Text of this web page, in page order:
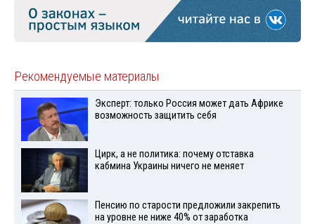
Рекомендуемые материалы
Эксперт: только Россия может дать Африке
возможность защитить себя
Цирк, а не политика: почему отставка
кабмина Украины ничего не меняет
Пенсию по старости предложили закрепить
на уровне не ниже 40% от заработка